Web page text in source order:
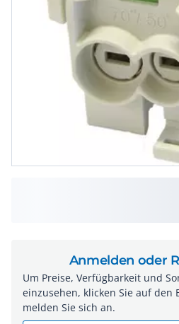
Anmelden oder
Um Preise, Verfügbarkeit und
einzusehen, klicken Sie auf den
melden Sie sich an.